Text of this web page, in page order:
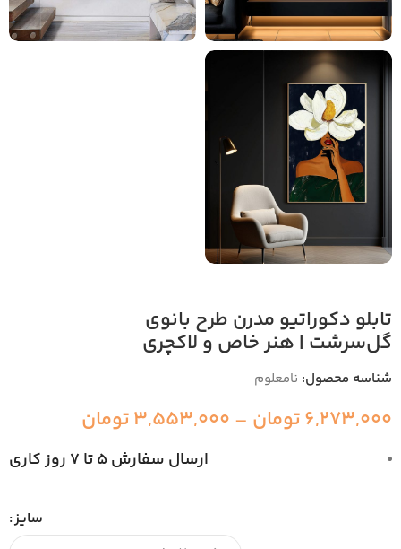
تابلو دکوراتیو مدرن طرح بانوی
گل‌سرشت | هنر خاص و لاکچری
شناسه محصول: نامعلوم
6,273,000تومان –
3,553,000تومان
ارسال سفارش 5 تا 7 روز کاری
سایز